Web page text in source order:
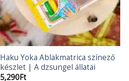
Haku Yoka Ablakmatrica színező
készlet | A dzsungel állatai
5,290Ft